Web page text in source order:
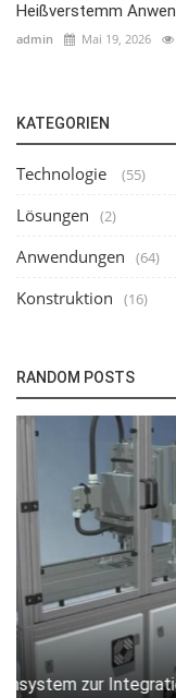
Heißverstemm
admin Mai 19, 2026
KATEGORIEN
Technologie (55)
Lösungen (2)
Anwendungen (64)
Konstruktion (16)
RANDOM POSTS
Technologie
Bügellötsystem
Bügellötung für...